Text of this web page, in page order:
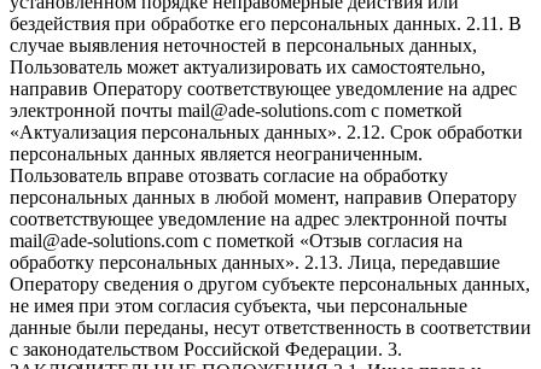
бездействия при обработке его персональных данных. 2.11. В
случае выявления неточностей в персональных данных,
Пользователь может актуализировать их самостоятельно,
направив Оператору соответствующее уведомление на адрес
электронной почты mail@ade-solutions.com с пометкой
«Актуализация персональных данных». 2.12. Срок обработки
персональных данных является неограниченным.
Пользователь вправе отозвать согласие на обработку
персональных данных в любой момент, направив Оператору
соответствующее уведомление на адрес электронной почты
mail@ade-solutions.com с пометкой «Отзыв согласия на
обработку персональных данных». 2.13. Лица, передавшие
Оператору сведения о другом субъекте персональных данных,
не имея при этом согласия субъекта, чьи персональные
данные были переданы, несут ответственность в соответствии
с законодательством Российской Федерации. 3.